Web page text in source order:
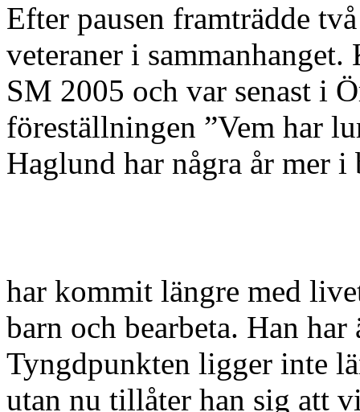
Efter pausen framträdde
veteraner i
SM 2005 och var senast i
föreställningen ”Vem har
Haglund har några år mer
har kommit längre med
barn och bearbeta. Han
Tyngdpunkten ligger inte
utan nu tillåter han sig att